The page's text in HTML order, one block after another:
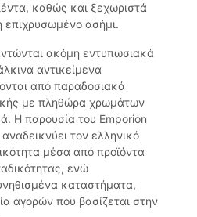
καθώς και ξεχωριστά
επιχρυσωμένο ασήμι.
ακόμη εντυπωσιακά
αντικείμενα
από παραδοσιακά
με πληθώρα χρωμάτων
Η παρουσία του Emporion
τον ελληνικό
μέσα από προϊόντα
ενώ
καταστήματα,
αγορών που βασίζεται στην